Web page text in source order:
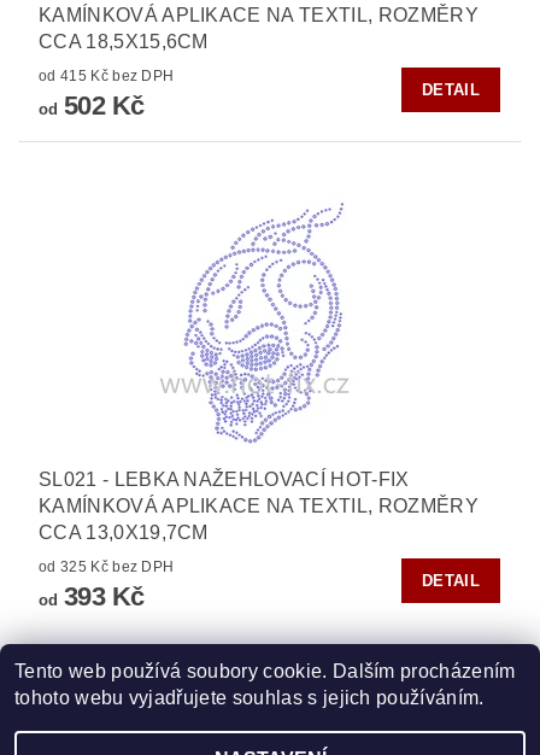
KAMÍNKOVÁ APLIKACE NA TEXTIL, ROZMĚRY
CCA 18,5X15,6CM
od 415 Kč bez DPH
od 502 Kč
DETAIL
SL021 - LEBKA NAŽEHLOVACÍ HOT-FIX
KAMÍNKOVÁ APLIKACE NA TEXTIL, ROZMĚRY
CCA 13,0X19,7CM
od 325 Kč bez DPH
od 393 Kč
DETAIL
Zboží.cz | Heureka.cz | Vyšívací.cz | Crystalstyle.cz
Tento web používá soubory cookie. Dalším procházením
tohoto webu vyjadřujete souhlas s jejich používáním.